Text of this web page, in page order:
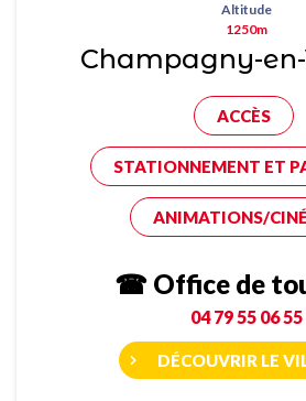
Altitude
1250m
Champagny-
ACCÈS
STATIONNEMENT ET
ANIMATIONS/
☎ Office de
04 79 55 06 55
DÉCOUVRIR LE